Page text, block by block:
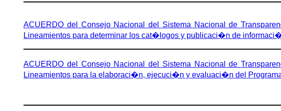
ACUERDO del Consejo Nacional del Sistema Nacional de
Lineamientos para determinar los cat�logos y publicaci�n de
ACUERDO del Consejo Nacional del Sistema Nacional de
Lineamientos para la elaboraci�n, ejecuci�n y evaluaci�n del